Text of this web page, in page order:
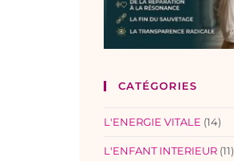
CATÉGORIES
L'ENERGIE VITALE (14)
L'ENFANT INTERIEUR (11)